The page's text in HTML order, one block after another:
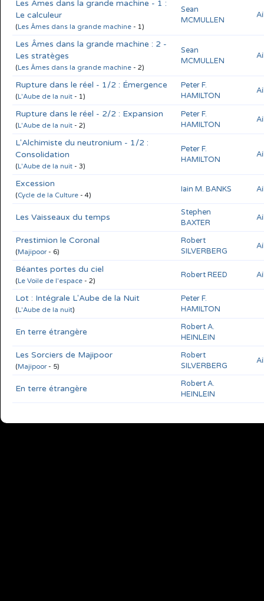
Les Âmes dans la grande machine - 1 :
Le calculeur
(Les Âmes dans la grande machine - 1)
Sean
MCMULLEN
Les Âmes dans la grande machine : 2 -
Les stratèges
(Les Âmes dans la grande machine - 2)
Sean
MCMULLEN
Rupture dans le réel - 1/2 : Émergence
(L'Aube de la nuit - 1)
Peter F.
HAMILTON
Rupture dans le réel - 2/2 : Expansion
(L'Aube de la nuit - 2)
Peter F.
HAMILTON
L'Alchimiste du neutronium - 1/2 :
Consolidation
(L'Aube de la nuit - 3)
Peter F.
HAMILTON
Excession
(Cycle de la Culture - 4)
Iain M. BANKS
Les Vaisseaux du temps
Stephen
BAXTER
Prestimion le Coronal
(Majipoor- 6)
Robert
SILVERBERG
Béantes portes du ciel
(Le Voile de l'espace - 2)
Robert REED
Lot : Intégrale L'Aube de la Nuit
(L'Aube de la nuit)
Peter F.
HAMILTON
En terre étrangère
Robert A.
HEINLEIN
Les Sorciers de Majipoor
(Majipoor- 5)
Robert
SILVERBERG
En terre étrangère
Robert A.
HEINLEIN